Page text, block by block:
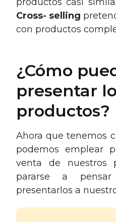
Cross- selling
con productos
¿Cómo
presentar
productos?
Ahora que tenemos
podemos emplear
venta de nuestros
pararse a
presentarlos a